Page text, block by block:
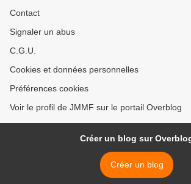
Contact
Signaler un abus
C.G.U.
Cookies et données personnelles
Préférences cookies
Voir le profil de JMMF sur le portail Overblog
Créer un blog sur
Créer un blog